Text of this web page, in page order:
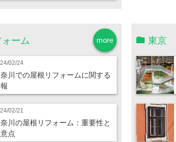
more
ーム
02/24
川での屋根リフォームに関する
02/21
川の屋根リフォーム：重要性と
点
東京